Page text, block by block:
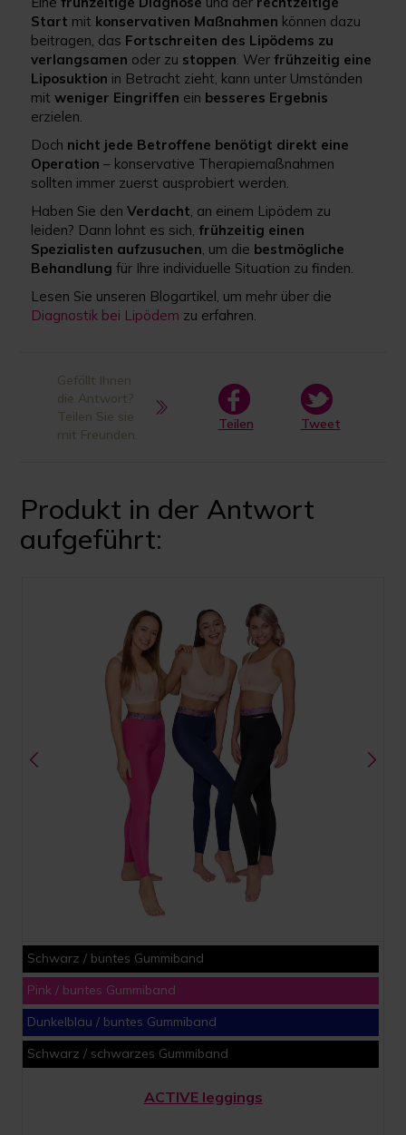
Start mit konservativen Maßnahmen können dazu
beitragen, das Fortschreiten des Lipödems zu
verlangsamen oder zu stoppen. Werfrühzeitig eine
Liposuktion in Betracht zieht, kann unter Umständen
mitweniger Eingriffen ein besseres Ergebnis
erzielen.
Doch nicht jede Betroffene benötigt direkt eine
Operation – konservative Therapiemaßnahmen
sollten immer zuerst ausprobiert werden.
Haben Sie denVerdacht, an einem Lipödem zu
leiden? Dann lohnt es sich,frühzeitig einen
Spezialisten aufzusuchen, um die bestmögliche
Behandlung für Ihre individuelle Situation zu finden.
Lesen Sie unseren Blogartikel, um mehr über die
Diagnostik bei Lipödem zu erfahren.
Gefällt Ihnen
die Antwort?
Teilen Sie sie
mit Freunden.
Teilen Tweet
Produkt in der Antwort
aufgeführt:
Schwarz / buntes Gummiband
Pink / buntes Gummiband
Dunkelblau / buntes Gummiband
Schwarz / schwarzes Gummiband
ACTIVE leggings